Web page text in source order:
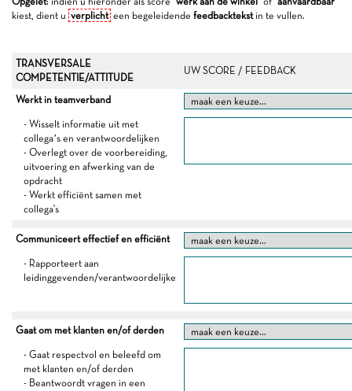
kiest, dient u verplicht een begeleidende feedbacktekstin te vullen.
TRANSVERSALE
COMPETENTIE/ATTITUDE
UW SCORE / FEEDBACK
Werkt in teamverband
- Wisselt informatie uit met
collega’s en verantwoordelijken
- Overlegt over de voorbereiding,
uitvoering en afwerking van de
opdracht
- Werkt efficiënt samen met
collega's
Communiceert effectief en efficiënt
- Rapporteert aan
leidinggevenden/verantwoordelijke
Gaat om met klanten en/of derden
- Gaat respectvol en beleefd om
met klanten en/of derden
- Beantwoordt vragen in een